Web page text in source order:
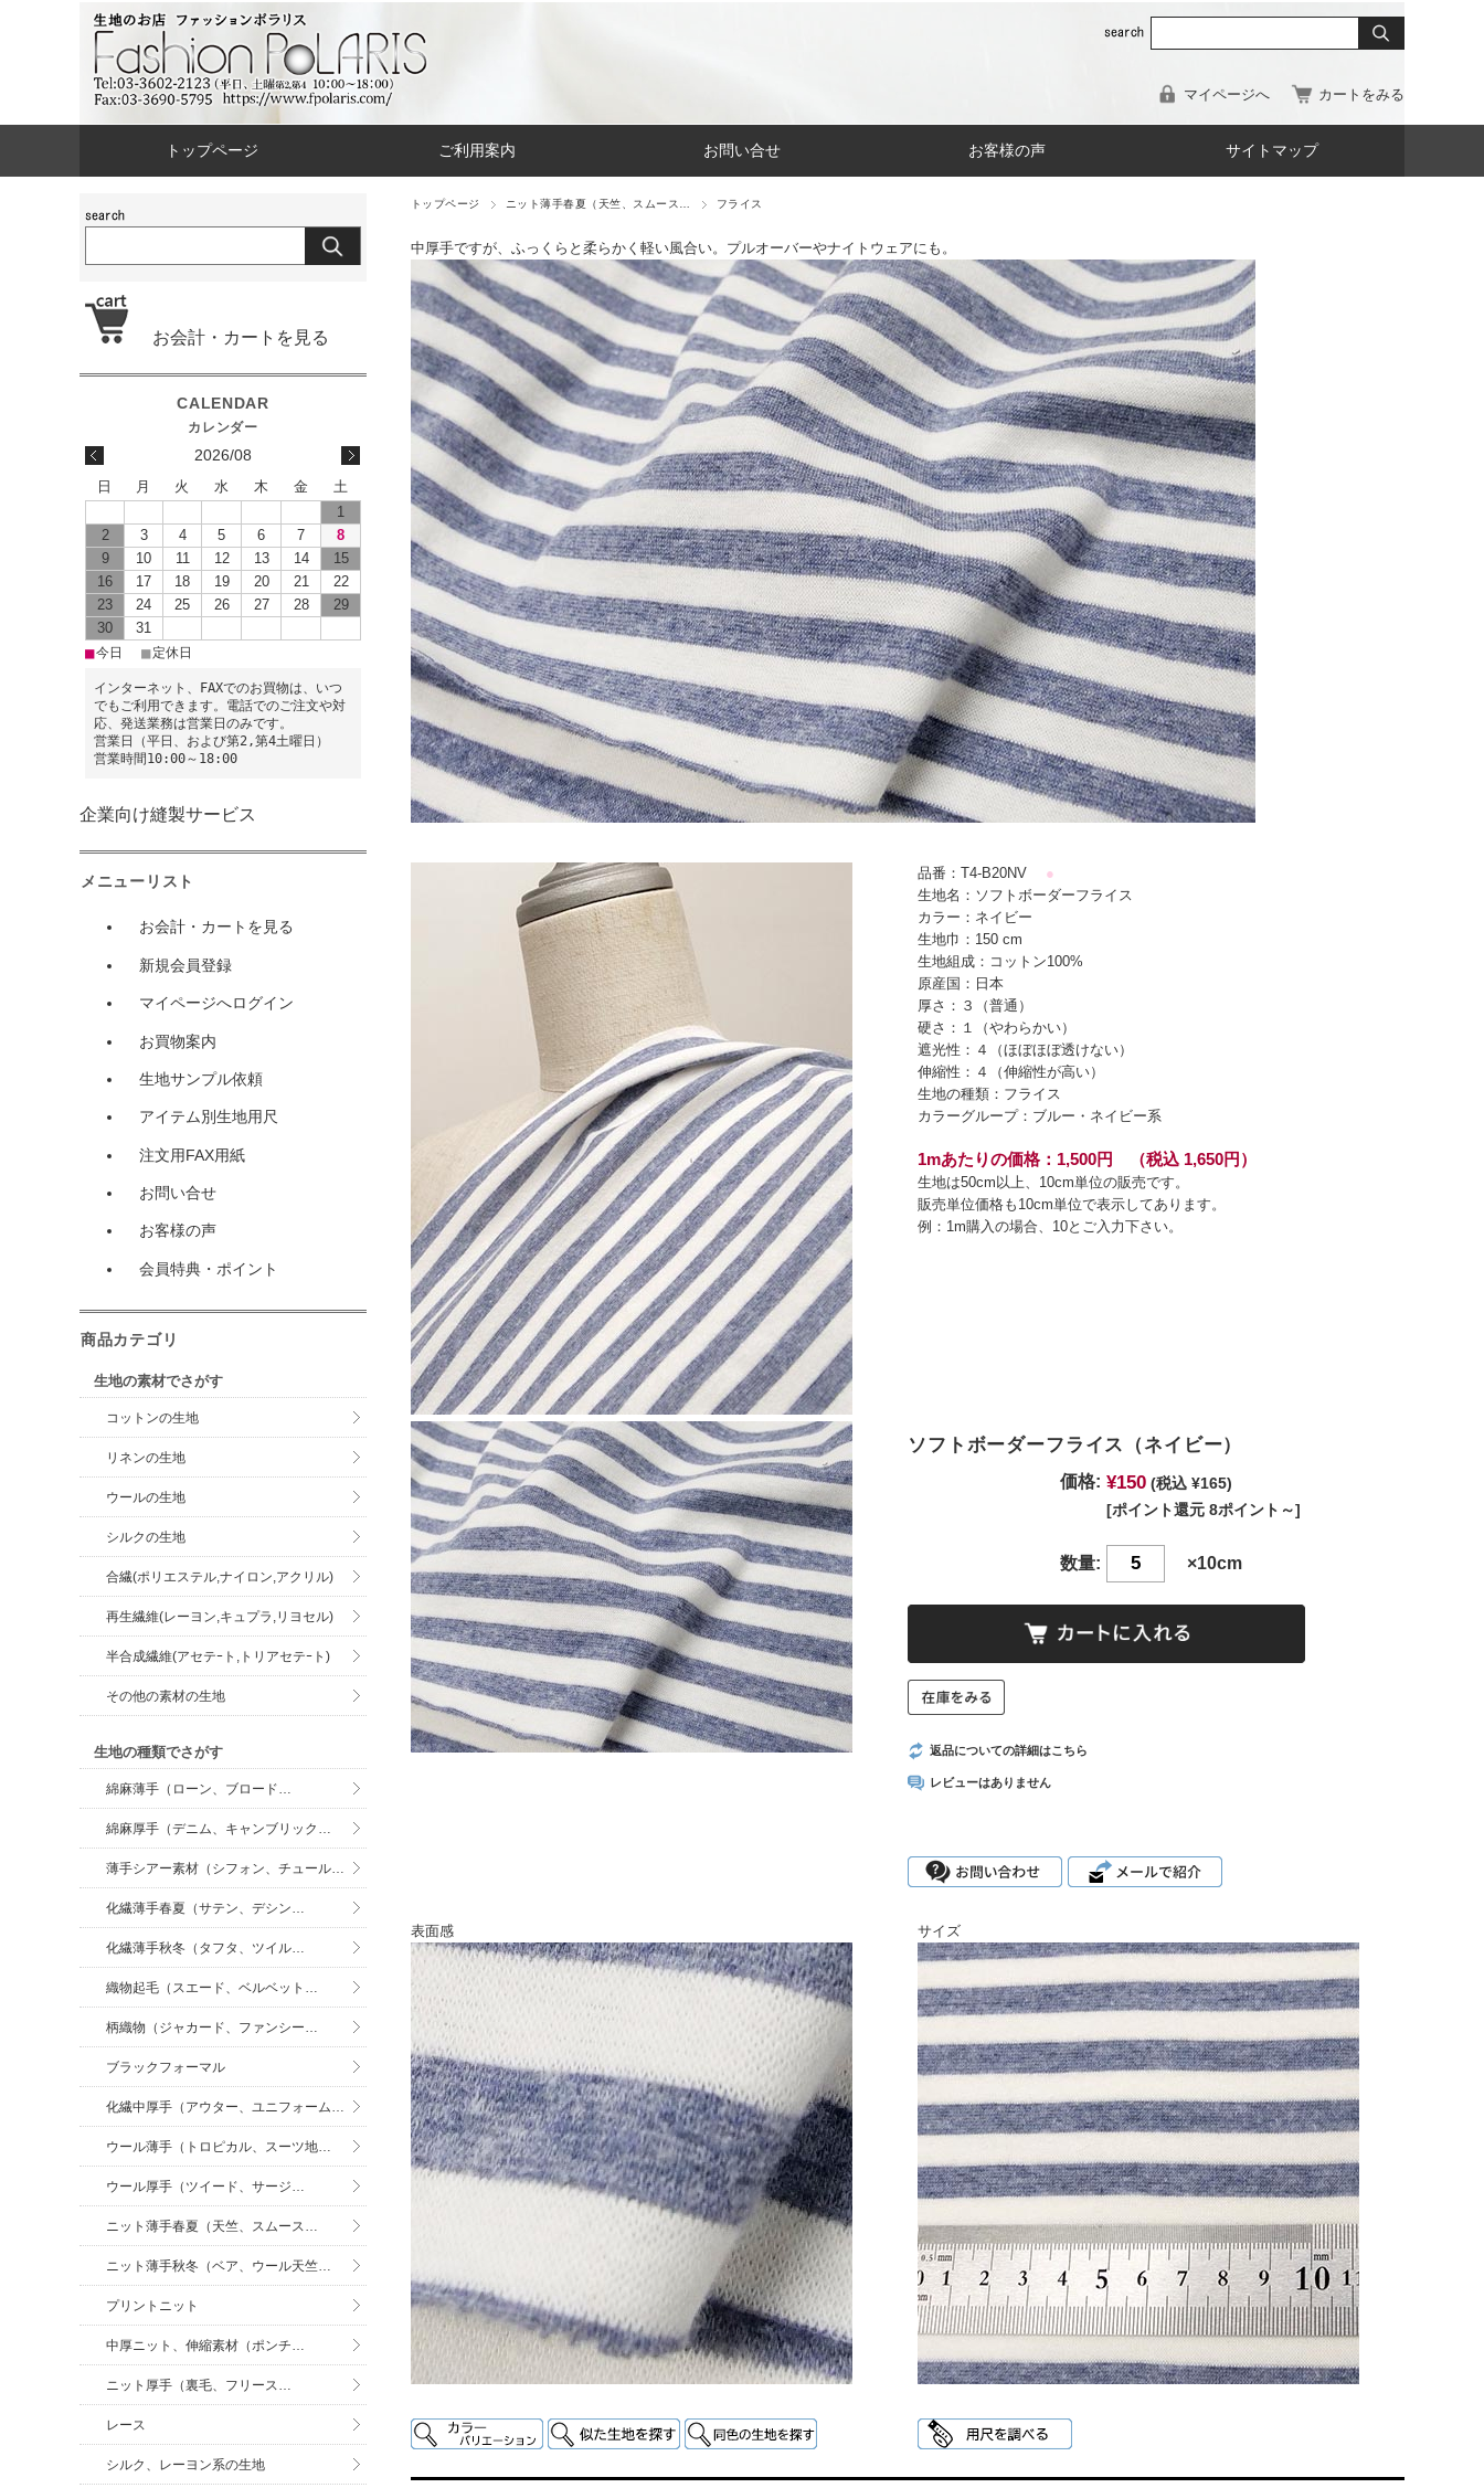
マイページへ カートをみる
トップページ ご利用案内 お問い合せ お客様の声 サイトマップ
トップページ ニット薄手春夏（天竺、スムース… フライス
中厚手ですが、ふっくらと柔らかく軽い風合い。プルオーバーやナイトウェアにも。
品番：T4-B20NV ●
生地名：ソフトボーダーフライス
カラー：ネイビー
生地巾：150 cm
生地組成：コットン100%
原産国：日本
厚さ：３（普通）
硬さ：１（やわらかい）
遮光性：４（ほぼほぼ透けない）
伸縮性：４（伸縮性が高い）
生地の種類：フライス
カラーグループ：ブルー・ネイビー系
1mあたりの価格：1,500円 （税込 1,650円）
生地は50cm以上、10cm単位の販売です。
販売単位価格も10cm単位で表示してあります。
例：1m購入の場合、10とご入力下さい。
ソフトボーダーフライス（ネイビー）
価格: ¥150 (税込 ¥165)
[ポイント還元 8ポイント～]
数量: ×10cm
返品についての詳細はこちら
レビューはありません
表面感 サイズ
お会計・カートを見る
2026/08
日 月 火 水 木 金
土
1
2
3 4 5 6 7
8
9
10 11 12 13 14
15
16
17 18 19 20 21
22
23
24 25 26 27 28
29
30
31
■今日 ■ 定休日
インターネット、FAXでのお買物は、いつ
でもご利用できます。電話でのご注文や対
応、発送業務は営業日のみです。
営業日（平日、および第2,第4土曜日）
営業時間10:00～18:00
企業向け縫製サービス
メニューリスト
お会計・カートを見る
新規会員登録
マイページへログイン
お買物案内
生地サンプル依頼
アイテム別生地用尺
注文用FAX用紙
お問い合せ
お客様の声
会員特典・ポイント
商品カテゴリ
生地の素材でさがす
コットンの生地
リネンの生地
ウールの生地
シルクの生地
合繊(ポリエステル,ナイロン,アクリル)
再生繊維(レーヨン,キュプラ,リヨセル)
半合成繊維(アセテｰト,トリアセテｰト)
その他の素材の生地
生地の種類でさがす
綿麻薄手（ローン、ブロード…
綿麻厚手（デニム、キャンブリック…
薄手シアー素材（シフォン、チュール…
化繊薄手春夏（サテン、デシン…
化繊薄手秋冬（タフタ、ツイル…
織物起毛（スエード、ベルベット…
柄織物（ジャカード、ファンシー…
ブラックフォーマル
化繊中厚手（アウター、ユニフォーム…
ウール薄手（トロピカル、スーツ地…
ウール厚手（ツイード、サージ…
ニット薄手春夏（天竺、スムース…
ニット薄手秋冬（ベア、ウール天竺…
プリントニット
中厚ニット、伸縮素材（ポンチ…
ニット厚手（裏毛、フリース…
レース
シルク、レーヨン系の生地